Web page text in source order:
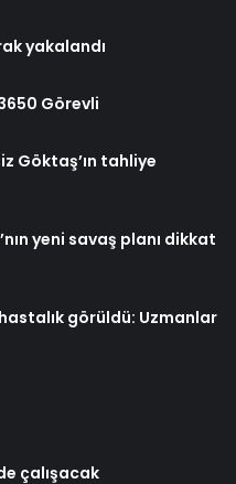
yakalandı
Görevli
Göktaş’ın tahliye
yeni savaş planı dikkat
görüldü: Uzmanlar
çalışacak